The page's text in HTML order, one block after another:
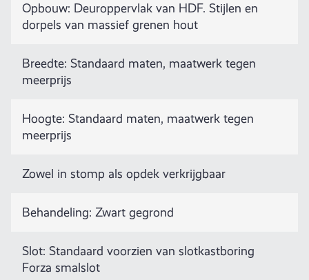
Opbouw: Deuroppervlak van HDF. Stijlen en
dorpels van massief grenen hout
Breedte: Standaard maten, maatwerk tegen
meerprijs
Hoogte: Standaard maten, maatwerk tegen
meerprijs
Zowel in stomp als opdek verkrijgbaar
Behandeling: Zwart gegrond
Slot: Standaard voorzien van slotkastboring
Forza smalslot